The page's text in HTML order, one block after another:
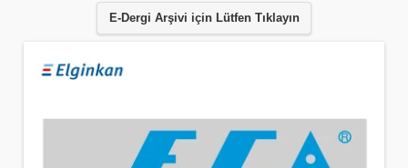
E-Dergi Arşivi için Lütfen Tıklayın